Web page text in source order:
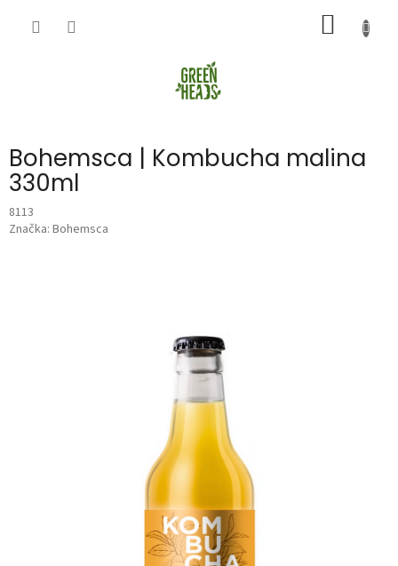
KOŠÍK
Bohemsca | Kombucha malina
330ml
8113
Značka: Bohemsca